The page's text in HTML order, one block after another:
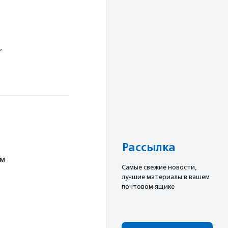
Рассылка
Cамые свежие новости,
лучшие материалы в вашем
почтовом ящике